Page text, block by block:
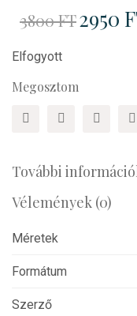
3800FT price
2950
Elfogyott
Megosztom
További
Vélemények (0)
Méretek
Formátum
Szerző